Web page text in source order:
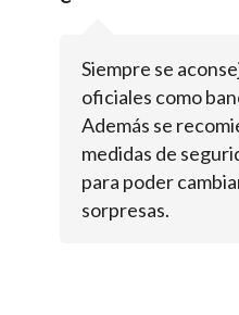
Siempre se
oficiales como
Además se
medidas de
para poder
sorpresas.